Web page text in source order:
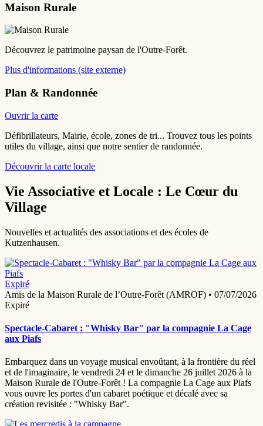
Maison Rurale
Découvrez le patrimoine paysan de l'Outre-Forêt.
Plus d'informations (site externe)
Plan & Randonnée
Ouvrir la carte
Défibrillateurs, Mairie, école, zones de tri... Trouvez tous les points
utiles du village, ainsi que notre sentier de randonnée.
Découvrir la carte locale
Vie Associative et Locale : Le Cœur du
Village
Nouvelles et actualités des associations et des écoles de
Kutzenhausen.
Expiré
Amis de la Maison Rurale de l’Outre-Forêt (AMROF) • 07/07/2026
Expiré
Spectacle-Cabaret : "Whisky Bar" par la compagnie La Cage
aux Piafs
Embarquez dans un voyage musical envoûtant, à la frontière du réel
et de l'imaginaire, le vendredi 24 et le dimanche 26 juillet 2026 à la
Maison Rurale de l'Outre-Forêt ! La compagnie La Cage aux Piafs
vous ouvre les portes d'un cabaret poétique et décalé avec sa
création revisitée : "Whisky Bar".